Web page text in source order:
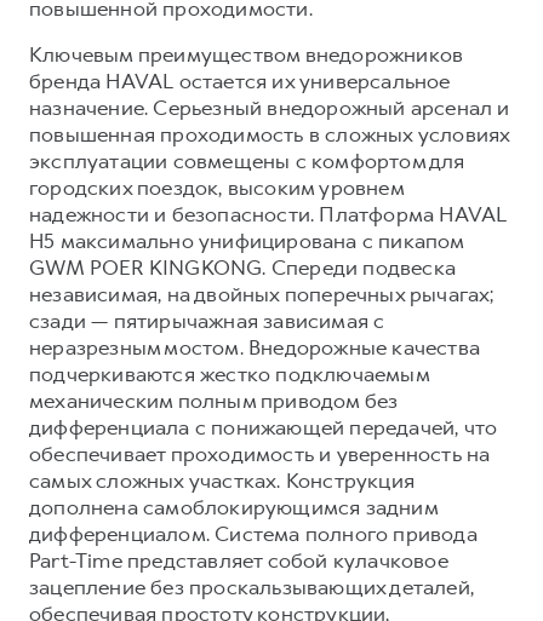
Коллекция Детская
повышенной проходимости.
Ключевым преимуществом внедорожников
бренда HAVAL остается их универсальное
назначение. Серьезный внедорожный арсенал и
повышенная проходимость в сложных условиях
эксплуатации совмещены с комфортом для
городских поездок, высоким уровнем
надежности и безопасности. Платформа HAVAL
H5 максимально унифицирована с пикапом
GWM POER KINGKONG. Спереди подвеска
независимая, на двойных поперечных рычагах;
сзади — пятирычажная зависимая с
неразрезным мостом. Внедорожные качества
подчеркиваются жестко подключаемым
механическим полным приводом без
дифференциала с понижающей передачей, что
обеспечивает проходимость и уверенность на
самых сложных участках. Конструкция
дополнена самоблокирующимся задним
дифференциалом. Система полного привода
Part-Time представляет собой кулачковое
зацепление без проскальзывающих деталей,
обеспечивая простоту конструкции,